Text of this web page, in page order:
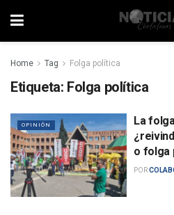
Home Tag Folga política
Etiqueta: Folga política
OPINIÓN
La
o folga
POR